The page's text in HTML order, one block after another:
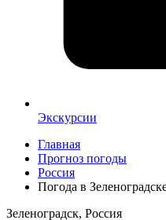
Экскурсии
Главная
Прогноз погоды
Россия
Погода в
Зеленоградск, Россия